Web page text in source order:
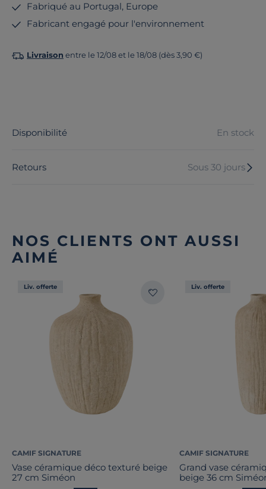
Fabriqué au Portugal, Europe
Fabricant engagé pour l'environnement
Livraison entre le 12/08 et le 18/08 (dès 3,90 €)
Disponibilité En stock
Retours Sous 30 jours
NOS CLIENTS ONT AUSSI
AIMÉ
Liv. offerte
CAMIF SIGNATURE
Vase céramique déco texturé beige
27 cm Siméon
Liv. offerte
CAMIF SIGNATURE
Grand vase
beige 36 cm